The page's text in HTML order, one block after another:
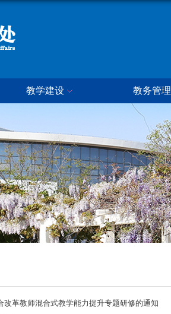
教学建设 教务管理
改革教师混合式教学能力提升专题研修的通知